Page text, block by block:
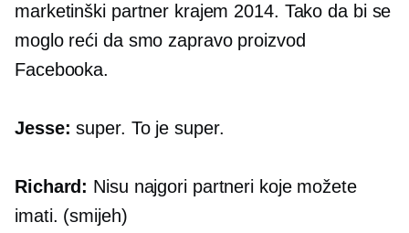
marketinški partner krajem 2014. Tako da bi se
moglo reći da smo zapravo proizvod
Facebooka.
Jesse: super. To je super.
Richard: Nisu najgori partneri koje možete
imati. (smijeh)